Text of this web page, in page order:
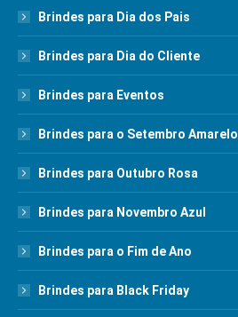
Brindes para Dia dos Pais
Brindes para Dia do Cliente
Brindes para Eventos
Brindes para o Setembro Amarelo
Brindes para Outubro Rosa
Brindes para Novembro Azul
Brindes para o Fim de Ano
Brindes para Black Friday